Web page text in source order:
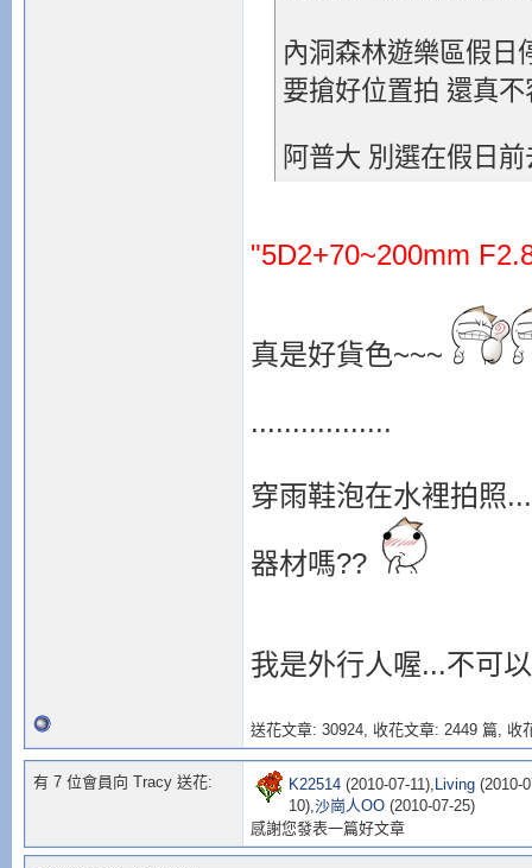
內洞森林遊樂區假日
要搶好位置拍 還真不
阿普大 別選在假日
"5D2+70~200mm
真是好貨色~~~
.................
穿雨鞋泡在水裡拍照
器材嗎??
我是外行人喔...不可
送花文章: 30924, 收花文章: 2449 篇, 收
有 7 位會員向 Tracy 送花: K22514(2010-07-11), Living(2010-
10),沙崗人OO(2010-07-25)
感謝您發表一篇好文章